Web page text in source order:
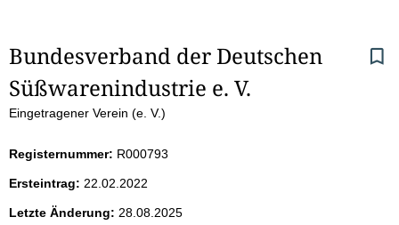
S
e
t
e
Bundesverband der Deutschen
Süßwarenindustrie e. V.
Eingetragener Verein (e. V.)
Registernummer: R000793
Ersteintrag: 22.02.2022
Letzte Änderung: 28.08.2025